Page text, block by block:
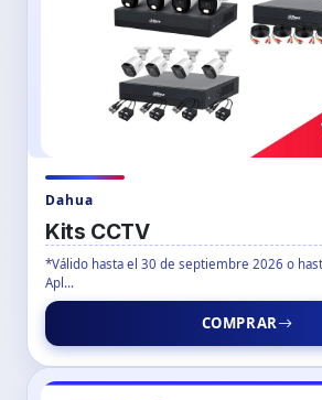
Dahua
Kits CCTV
*Válido hasta el 30 de septiembre 2026 o
Apl...
COMPRAR